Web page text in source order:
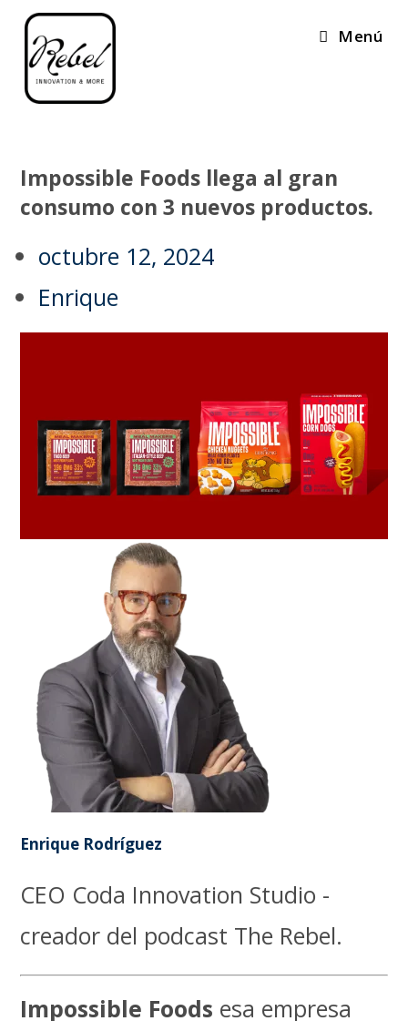
Menú
Impossible Foods llega al gran
consumo con 3 nuevos productos.
octubre 12, 2024
Enrique
Enrique Rodríguez
CEO Coda Innovation Studio -
creador del podcast The Rebel.
Impossible Foods esa empresa